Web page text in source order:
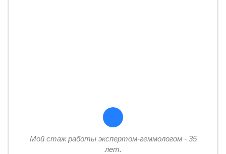
Мой стаж работы экспертом-геммологом - 35
лет.